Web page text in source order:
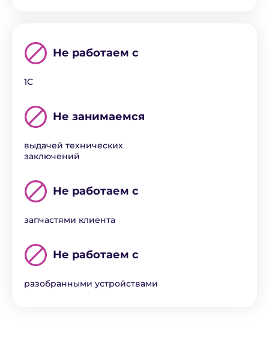
Не работаем с
1С
Не занимаемся
выдачей технических
заключений
Не работаем с
запчастями клиента
Не работаем с
разобранными устройствами